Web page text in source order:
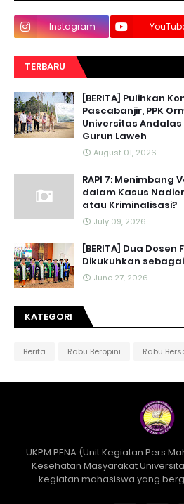
Instagram
TERBARU
[BERITA] Pulihkan
Pascabanjir, PPK
Universitas Andalas
Gurun Laweh
August 01, 2026
RAPI 7: Menimbang
dalam Kasus
atau Kriminalisasi?
July 09, 2026
[BERITA] Dua Dosen
Dikukuhkan
June 27, 2026
KATEGORI
Berita Rabu Beropini Rabu
UKPM PENA (Unit Kegiatan Pers
Kesehatan Masyarakat
kegiatan mahasiswa yang